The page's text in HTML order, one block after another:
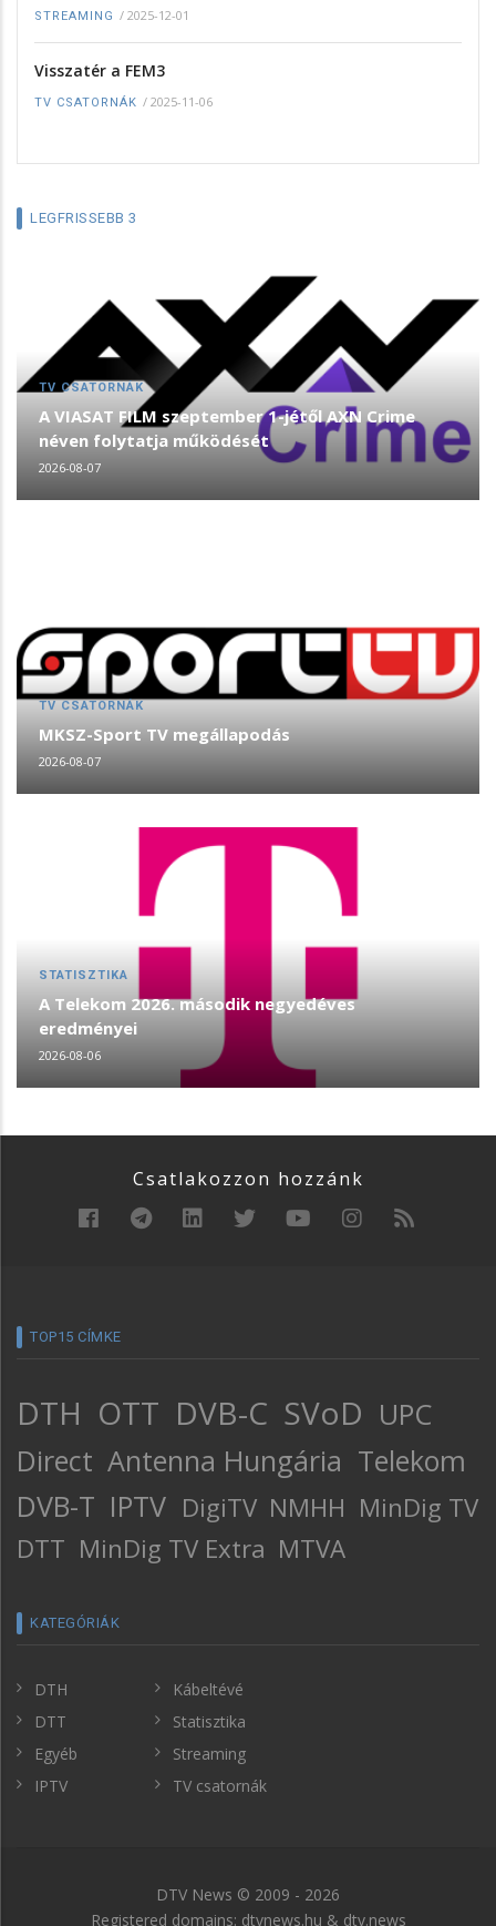
STREAMING / 2025-12-01
Visszatér a FEM3
TV CSATORNÁK / 2025-11-06
LEGFRISSEBB 3
TV CSATORNÁK
A VIASAT FILM szeptember 1-jétől AXN Crime
néven folytatja működését
2026-08-07
TV CSATORNÁK
MKSZ-Sport TV megállapodás
2026-08-07
STATISZTIKA
A Telekom 2026. második negyedéves
eredményei
2026-08-06
Csatlakozzon hozzánk
TOP15 CÍMKE
DTH OTT DVB-C SVoD UPC
Direct Antenna Hungária Telekom
DVB-T IPTV DigiTV NMHH MinDig TV
DTT MinDig TV Extra MTVA
KATEGÓRIÁK
DTH
DTT
Egyéb
IPTV
Kábeltévé
Statisztika
Streaming
TV csatornák
DTV News © 2009 - 2026
Registered domains: dtvnews.hu & dtv.news